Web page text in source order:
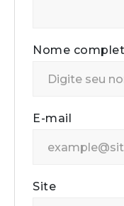
Nome
E-mail
Site